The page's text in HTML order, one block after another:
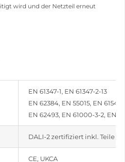
wird und der Netzteil erneut
EN 61347-1, EN 61347-2-13
EN 62384, EN 55015, EN 61547
EN 62493, EN 61000-3-2, EN
DALI-2 zertifiziert inkl. Teile
CE, UKCA